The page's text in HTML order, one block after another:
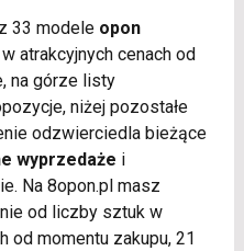
33 modele opon
atrakcyjnych cenach od
na górze listy
niżej pozostałe
odzwierciedla bieżące
wyprzedaże i
Na 8opon.pl masz
od liczby sztuk w
od momentu zakupu, 21